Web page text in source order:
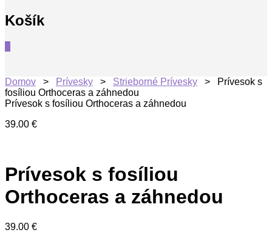
Košík
Domov > Prívesky > Strieborné Prívesky > Prívesok s
fosíliou Orthoceras a záhnedou
Prívesok s fosíliou Orthoceras a záhnedou
39.00 €
Prívesok s fosíliou
Orthoceras a záhnedou
39.00 €